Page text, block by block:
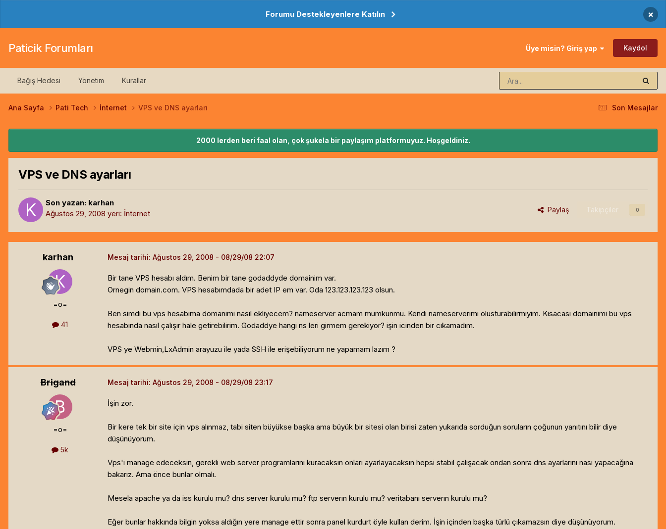
Forumu Destekleyenlere Katılın ×
Paticik Forumları Üye misin? Giriş yap Kaydol
Bağış Hedesi Yönetim Kurallar
Son Mesajlar
Ana Sayfa Pati Tech İnternet VPS ve DNS ayarları
2000 lerden beri faal olan, çok şukela bir paylaşım platformuyuz. Hoşgeldiniz.
VPS ve DNS ayarları
Son yazan: karhan
Ağustos 29, 2008 yeri: İnternet Paylaş Takipçiler 0
karhan
=o=
41
Mesaj tarihi: Ağustos 29, 2008
Bir tane VPS hesabı aldım. Benim bir tane godaddyde domainim var.
Ornegin domain.com. VPS hesabımdada bir adet IP em var. Oda 123.123.123.123 olsun.
Ben simdi bu vps hesabıma domanimi nasıl ekliyecem? nameserver acmam mumkunmu. Kendi nameserverımı olusturabilirmiyim. Kısacası domainimi bu vps
hesabında nasıl çalışır hale getirebilirim. Godaddye hangi ns leri girmem gerekiyor? işin icinden bir cıkamadım.
VPS ye Webmin,LxAdmin arayuzu ile yada SSH ile erişebiliyorum ne yapamam lazım ?
Brigand
=o=
5k
Mesaj tarihi: Ağustos 29, 2008
İşin zor.
Bir kere tek bir site için vps alınmaz, tabi siten büyükse başka ama büyük bir sitesi olan birisi zaten yukarıda sorduğun soruların çoğunun yanıtını bilir diye
düşünüyorum.
Vps'i manage edeceksin, gerekli web server programlarını kuracaksın onları ayarlayacaksın hepsi stabil çalışacak ondan sonra dns ayarlarını nası yapacağına
bakarız. Ama önce bunlar olmalı.
Mesela apache ya da iss kurulu mu? dns server kurulu mu? ftp serverın kurulu mu? veritabanı serverın kurulu mu?
Eğer bunlar hakkında bilgin yoksa aldığın yere manage ettir sonra panel kurdurt öyle kullan derim. İşin içinden başka türlü çıkamazsın diye düşünüyorum.